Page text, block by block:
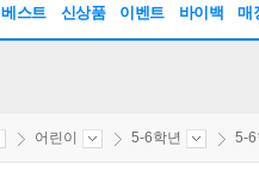
베스트 신상품 이벤트 바이백 매
어린이 5-6학년 5-6